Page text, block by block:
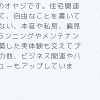
オヤジです。住宅関連
、自由なことを書いて
い、本音や私見、偏見
ニングやメンテナン
した実体験も交えてプ
他、ビジネス関連やバ
ーもアップしていま